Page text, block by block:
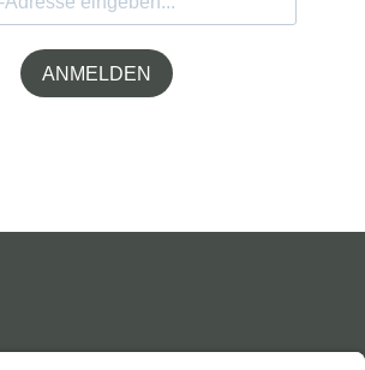
ANMELDEN